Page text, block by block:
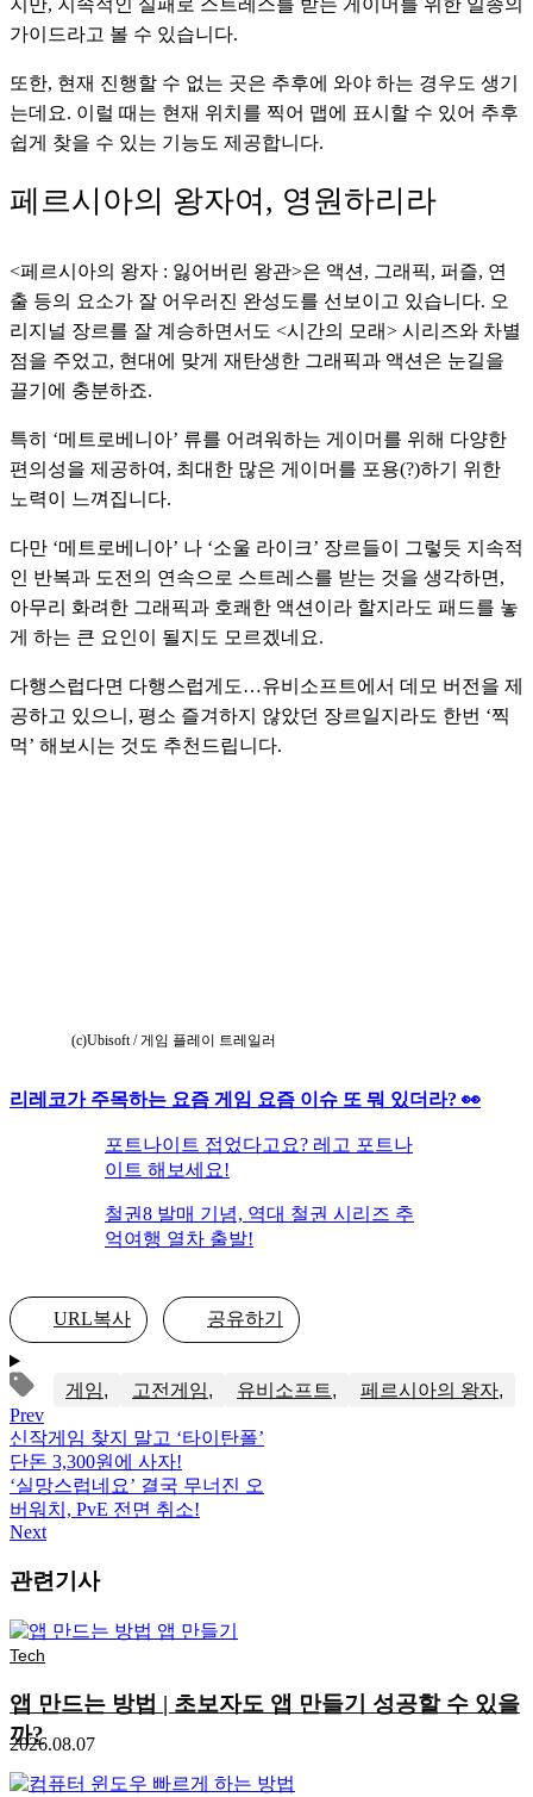
지만, 지속적인 실패로 스트레스를 받는 게이머를 위한 일종의
가이드라고 볼 수 있습니다.
또한, 현재 진행할 수 없는 곳은 추후에 와야 하는 경우도 생기
는데요. 이럴 때는 현재 위치를 찍어 맵에 표시할 수 있어 추후
쉽게 찾을 수 있는 기능도 제공합니다.
페르시아의 왕자여, 영원하리라
<페르시아의 왕자 : 잃어버린 왕관>은 액션, 그래픽, 퍼즐, 연
출 등의 요소가 잘 어우러진 완성도를 선보이고 있습니다. 오
리지널 장르를 잘 계승하면서도 <시간의 모래> 시리즈와 차별
점을 주었고, 현대에 맞게 재탄생한 그래픽과 액션은 눈길을
끌기에 충분하죠.
특히 ‘메트로베니아’ 류를 어려워하는 게이머를 위해 다양한
편의성을 제공하여, 최대한 많은 게이머를 포용(?)하기 위한
노력이 느껴집니다.
다만 ‘메트로베니아’ 나 ‘소울 라이크’ 장르들이 그렇듯 지속적
인 반복과 도전의 연속으로 스트레스를 받는 것을 생각하면,
아무리 화려한 그래픽과 호쾌한 액션이라 할지라도 패드를 놓
게 하는 큰 요인이 될지도 모르겠네요.
다행스럽다면 다행스럽게도…유비소프트에서 데모 버전을 제
공하고 있으니, 평소 즐겨하지 않았던 장르일지라도 한번 ‘찍
먹’ 해보시는 것도 추천드립니다.
(c)Ubisoft / 게임 플레이 트레일러
리레코가 주목하는 요즘 게임 요즘 이슈 또 뭐 있더라? 👀
포트나이트 접었다고요? 레고 포트나
이트 해보세요!
철권8 발매 기념, 역대 철권 시리즈 추
억여행 열차 출발!
URL복사 공유하기
게임 고전게임 유비소프트
페르시아의 왕자
Prev
신작게임 찾지 말고 ‘타이탄폴’
단돈 3,300원에 사자!
‘실망스럽네요’ 결국 무너진 오
버워치, PvE 전면 취소!
Next
관련기사
Tech
앱 만드는 방법 | 초보자도 앱 만들기 성공할 수 있을
까?
2026.08.07